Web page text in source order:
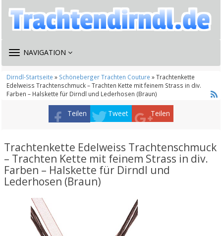
TOGGLE
NAVIGATION
Dirndl-Startseite » Schöneberger Trachten Couture » Trachtenkette
Edelweiss Trachtenschmuck – Trachten Kette mit feinem Strass in div.
Farben – Halskette für Dirndl und Lederhosen (Braun)
Teilen Tweet Teilen
Trachtenkette Edelweiss Trachtenschmuck
– Trachten Kette mit feinem Strass in div.
Farben – Halskette für Dirndl und
Lederhosen (Braun)